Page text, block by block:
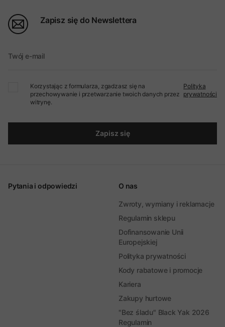
Zapisz się do Newslettera
Twój e-mail
Korzystając z formularza, zgadzasz się na
przechowywanie i przetwarzanie twoich danych przez
witrynę.
Polityka
prywatności
Zapisz się
Pytania i odpowiedzi O nas
Zwroty, wymiany i reklamacje
Regulamin sklepu
Dofinansowanie Unii
Europejskiej
Polityka prywatności
Kody rabatowe i promocje
Kariera
Zakupy hurtowe
"Bez śladu" Black Yak 2026
Regulamin